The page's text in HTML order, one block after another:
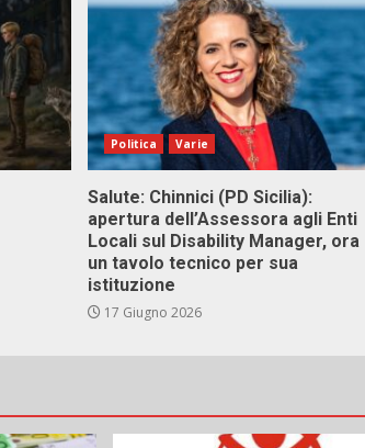
Politica Varie
Salute: Chinnici (PD Sicilia):
apertura dell’Assessora agli Enti
Locali sul Disability Manager, ora
un tavolo tecnico per sua
istituzione
17 Giugno 2026